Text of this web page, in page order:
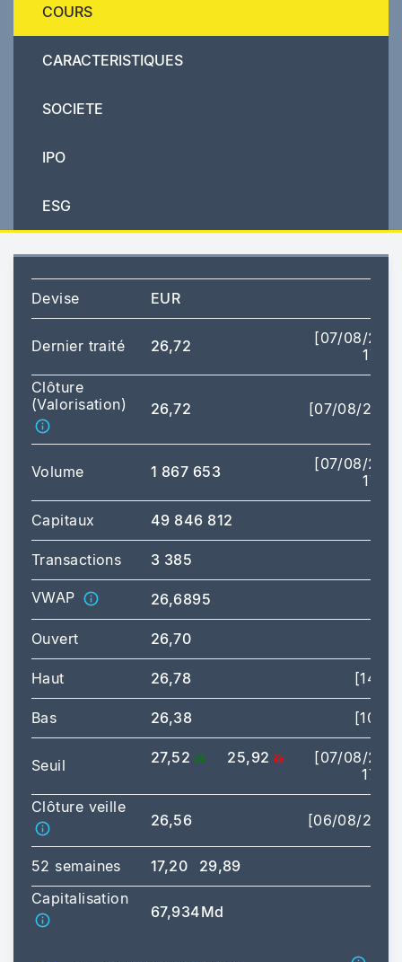
COURS
CARACTERISTIQUES
SOCIETE
IPO
ESG
Devise EUR
Dernier traité 26,72
[07/08/
Clôture
(Valorisation)
26,72 [07/08/
Volume 1 867 653
[07/08/
Capitaux 49 846 812
Transactions 3 385
VWAP 26,6895
Ouvert 26,70
Haut 26,78
Bas 26,38
Seuil 27,52 25,92
[07/08/
Clôture veille
26,56 [06/08/
52 semaines 17,20
29,89
Capitalisation
67,934Md